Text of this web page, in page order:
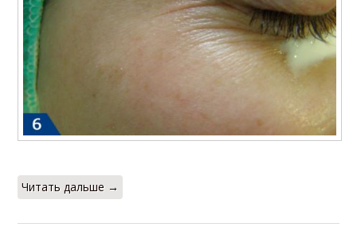
Читать дальше →